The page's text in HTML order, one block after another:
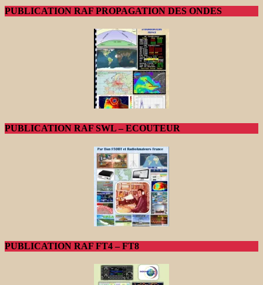
PUBLICATION RAF PROPAGATION DES ONDES
PUBLICATION RAF SWL – ECOUTEUR
PUBLICATION RAF FT4 – FT8